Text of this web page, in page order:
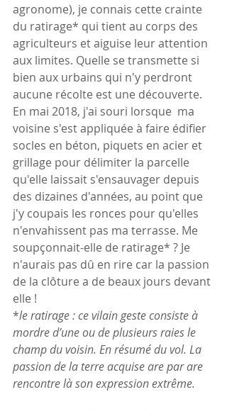
agronome), je connais cette crainte
du ratirage* qui tient au corps des
agriculteurs et aiguise leur attention
aux limites. Quelle se transmette si
bien aux urbains qui n'y perdront
aucune récolte est une découverte.
En mai 2018, j'ai souri lorsque  ma
voisine s'est appliquée à faire édifier
socles en béton, piquets en acier et
grillage pour délimiter la parcelle
qu'elle laissait s'ensauvager depuis
des dizaines d'années, au point que
j'y coupais les ronces pour qu'elles
n'envahissent pas ma terrasse. Me
soupçonnait-elle de ratirage* ? Je
n'aurais pas dû en rire car la passion
de la clôture a de beaux jours devant
elle !
*le ratirage : ce vilain geste consiste à
mordre d’une ou de plusieurs raies le
champ du voisin. En résumé du vol. La
passion de la terre acquise are par are
rencontre là son expression extrême.